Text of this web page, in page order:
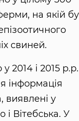
на якій
свиней.
2014 і 2015 р.р.
інформація
виявлені у
і Вітебська. У